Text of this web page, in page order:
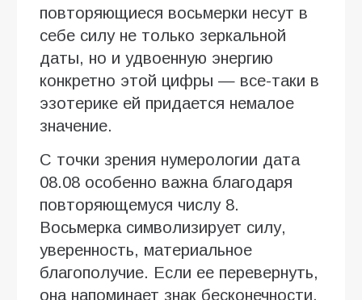
повторяющиеся восьмерки несут в
себе силу не только зеркальной
даты, но и удвоенную энергию
конкретно этой цифры — все-таки в
эзотерике ей придается немалое
значение.
С точки зрения нумерологии дата
08.08 особенно важна благодаря
повторяющемуся числу 8.
Восьмерка символизирует силу,
уверенность, материальное
благополучие. Если ее перевернуть,
она напоминает знак бесконечности,